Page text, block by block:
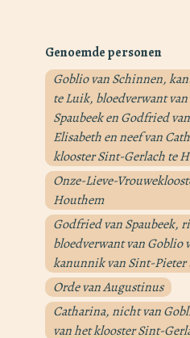
Genoemde personen
Goblio van Schinnen,
te Luik, bloedverwant
Spaubeek en Godfried
Elisabeth en neef van
klooster Sint-Gerlach te
Onze-Lieve-
Houthem
Godfried van Spaubeek,
bloedverwant van Goblio
kanunnik van Sint-Pieter
Orde van Augustinus
Catharina, nicht van
van het klooster Sint-